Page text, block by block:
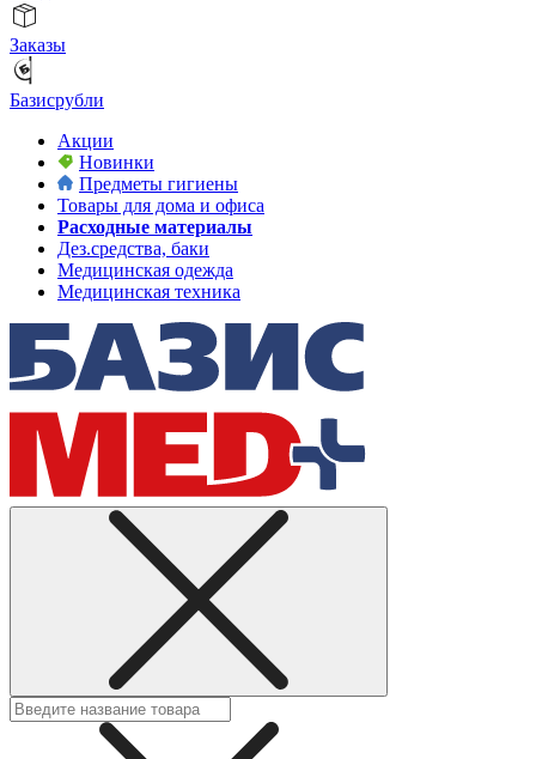
Заказы
Базисрубли
Акции
Новинки
Предметы гигиены
Товары для дома и офиса
Расходные материалы
Дез.средства, баки
Медицинская одежда
Медицинская техника